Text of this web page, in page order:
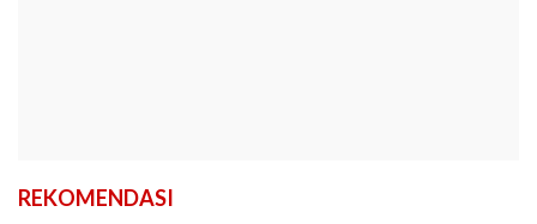
REKOMENDASI